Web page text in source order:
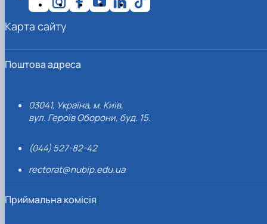
Поштова адреса
03041, Україна, м. Київ,
вул. Героїв Оборони, буд. 15.
(044) 527-82-42
rectorat@nubip.edu.ua
Приймальна комісія
Карта сайту